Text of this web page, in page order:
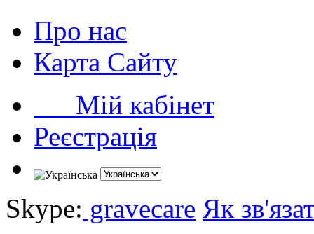
Про нас
Карта Сайту
Мій кабінет
Реєстрація
Skype: gravecare Як